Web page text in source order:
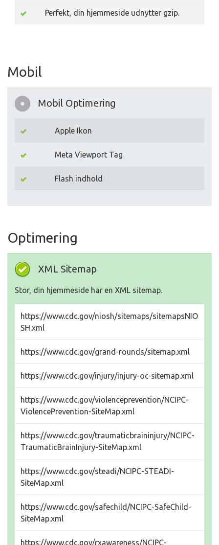
Perfekt, din hjemmeside udnytter gzip.
Mobil
Mobil Optimering
Apple Ikon
Meta Viewport Tag
Flash indhold
Optimering
XML Sitemap
Stor, din hjemmeside har en XML sitemap.
https://www.cdc.gov/niosh/sitemaps/sitemapsNIO
SH.xml
https://www.cdc.gov/grand-rounds/sitemap.xml
https://www.cdc.gov/injury/injury-oc-sitemap.xml
https://www.cdc.gov/violenceprevention/NCIPC-
ViolencePrevention-SiteMap.xml
https://www.cdc.gov/traumaticbraininjury/NCIPC-
TraumaticBrainInjury-SiteMap.xml
https://www.cdc.gov/steadi/NCIPC-STEADI-
SiteMap.xml
https://www.cdc.gov/safechild/NCIPC-SafeChild-
SiteMap.xml
https://www.cdc.gov/rxawareness/NCIPC-